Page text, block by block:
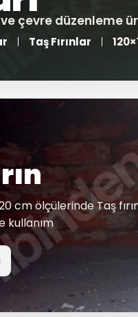
Taş Fırınlar
cm ölçülerinde Taş
kullanım